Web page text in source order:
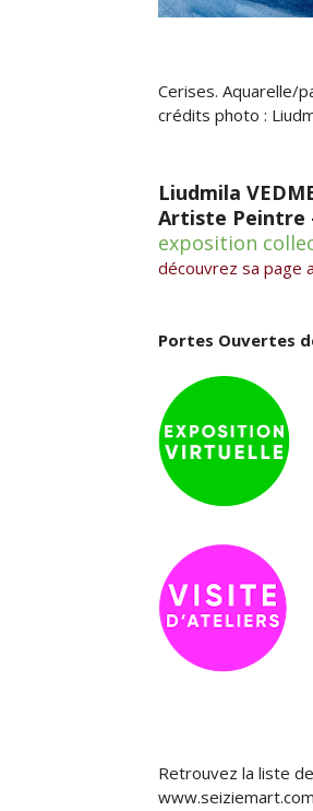
Cerises. Aquarelle/
crédits photo :
Liudmila
Artiste Peintre
exposition
découvrez sa page
Portes Ouvertes
Retrouvez la liste